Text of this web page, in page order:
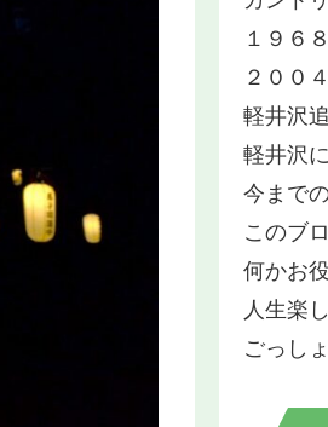
１９６
２００
軽井沢
軽井沢
今まで
このブ
何かお
人生楽
ごっし